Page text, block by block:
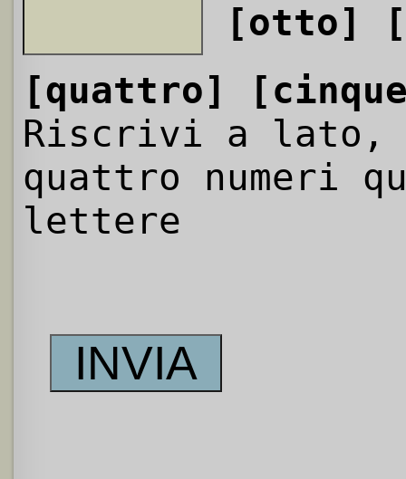
[otto]
[quattro]
Riscrivi a
quattro numeri
lettere